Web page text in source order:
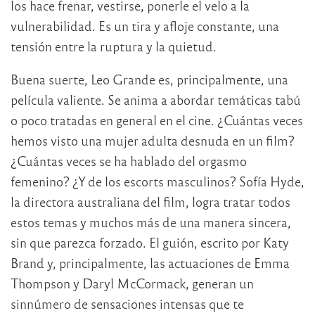
los hace frenar, vestirse, ponerle el velo a la
vulnerabilidad. Es un tira y afloje constante, una
tensión entre la ruptura y la quietud.
Buena suerte, Leo Grande es, principalmente, una
película valiente. Se anima a abordar temáticas tabú
o poco tratadas en general en el cine. ¿Cuántas veces
hemos visto una mujer adulta desnuda en un film?
¿Cuántas veces se ha hablado del orgasmo
femenino? ¿Y de los escorts masculinos? Sofía Hyde,
la directora australiana del film, logra tratar todos
estos temas y muchos más de una manera sincera,
sin que parezca forzado. El guión, escrito por Katy
Brand y, principalmente, las actuaciones de Emma
Thompson y Daryl McCormack, generan un
sinnúmero de sensaciones intensas que te